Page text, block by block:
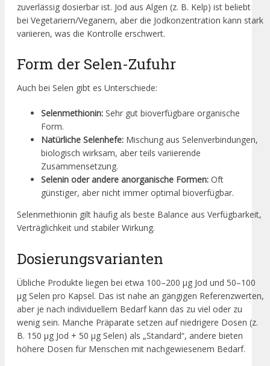
zuverlässig dosierbar ist. Jod aus Algen (z. B. Kelp) ist beliebt
bei Vegetariern/Veganern, aber die Jodkonzentration kann stark
variieren, was die Kontrolle erschwert.
Form der Selen-Zufuhr
Auch bei Selen gibt es Unterschiede:
Selenmethionin: Sehr gut bioverfügbare organische
Form.
Natürliche Selenhefe: Mischung aus Selenverbindungen,
biologisch wirksam, aber teils variierende
Zusammensetzung.
Selenin oder andere anorganische Formen: Oft
günstiger, aber nicht immer optimal bioverfügbar.
Selenmethionin gilt häufig als beste Balance aus Verfügbarkeit,
Verträglichkeit und stabiler Wirkung.
Dosierungsvarianten
Übliche Produkte liegen bei etwa 100–200 µg Jod und 50–100
µg Selen pro Kapsel. Das ist nahe an gängigen Referenzwerten,
aber je nach individuellem Bedarf kann das zu viel oder zu
wenig sein. Manche Präparate setzen auf niedrigere Dosen (z.
B. 150 µg Jod + 50 µg Selen) als „Standard“, andere bieten
höhere Dosen für Menschen mit nachgewiesenem Bedarf.